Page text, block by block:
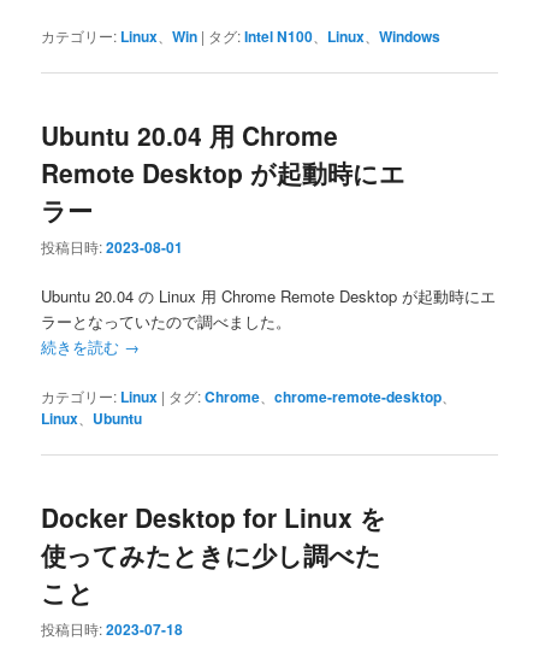
カテゴリー: Linux 、Win | タグ:Intel N100 Linux 、Windows
Ubuntu 20.04 用 Chrome
Remote Desktop が起動時にエ
ラー
投稿日時:2023-08-01
Ubuntu 20.04 の Linux 用 Chrome Remote Desktop が起動時にエ
ラーとなっていたので調べました。
続きを読む →
カテゴリー: Linux | タグ:Chrome 、chrome-remote-desktop
Linux Ubuntu
Docker Desktop for Linux を
使ってみたときに少し調べた
こと
投稿日時:2023-07-18